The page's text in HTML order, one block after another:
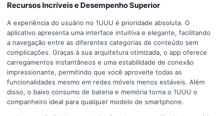
Recursos Incríveis e Desempenho Superior
A experiência do usuário no 1UUU é prioridade absoluta. O
aplicativo apresenta uma interface intuitiva e elegante, facilitando
a navegação entre as diferentes categorias de conteúdo sem
complicações. Graças à sua arquitetura otimizada, o app oferece
carregamentos instantâneos e uma estabilidade de conexão
impressionante, permitindo que você aproveite todas as
funcionalidades mesmo em redes móveis menos estáveis. Além
disso, o baixo consumo de bateria e memória torna o 1UUU o
companheiro ideal para qualquer modelo de smartphone.